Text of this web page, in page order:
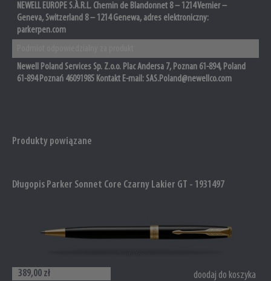
NEWELL EUROPE S.À.R.L. Chemin de Blandonnet 8 – 1214 Vernier –
Geneva, Switzerland 8 – 1214 Genewa, adres elektroniczny:
parkerpen.com
Newell Poland Services Sp. Z.o.o. Plac Andersa 7, Poznan 61-894, Poland
61-894 Poznań 46091985 Kontakt E-mail: SAS.Poland@newellco.com
Produkty powiązane
Długopis Parker Sonnet Core Czarny Lakier GT - 1931497
389,00 zł doodaj do koszyka